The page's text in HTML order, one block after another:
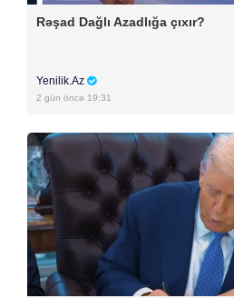
Rəşad Dağlı Azadlığa çıxır?
Yenilik.Az
2 gün öncə 19:31